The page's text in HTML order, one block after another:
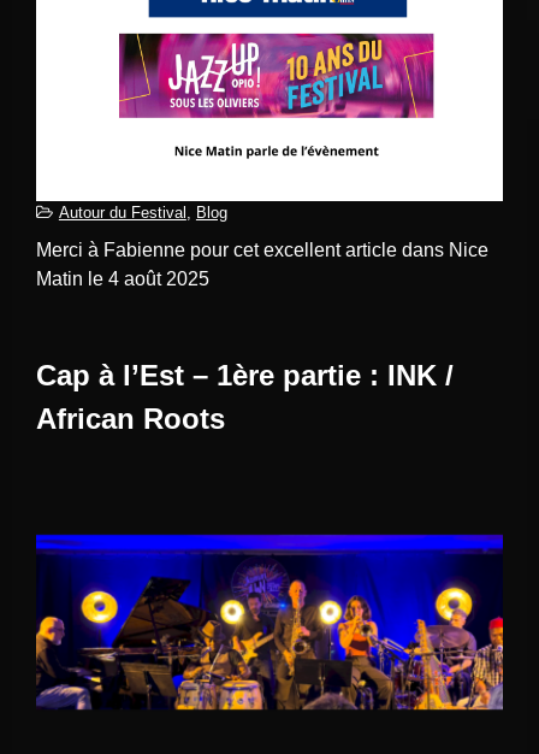
Autour du Festival , Blog
Merci à Fabienne pour cet excellent article dans Nice
Matin le 4 août 2025
Cap à l’Est – 1ère partie : INK /
African Roots